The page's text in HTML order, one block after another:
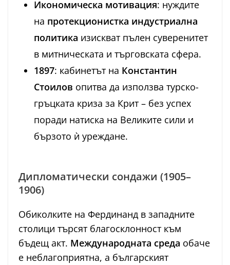
Икономическа мотивация: нуждите
на протекционистка индустриална
политика изискват пълен суверенитет
в митническата и търговската сфера.
1897: кабинетът на Константин
Стоилов опитва да използва турско-
гръцката криза за Крит – без успех
поради натиска на Великите сили и
бързото ѝ уреждане.
Дипломатически сондажи (1905–
1906)
Обиколките на Фердинанд в западните
столици търсят благосклонност към
бъдещ акт. Международната среда обаче
е неблагоприятна, а българският